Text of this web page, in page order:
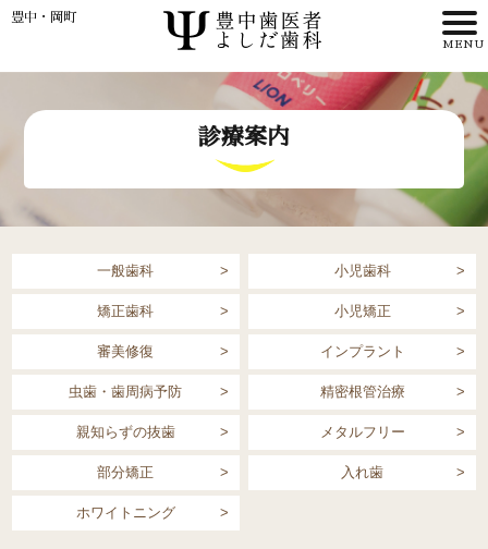
HOME
理事長・歯科医師紹介
>
>
アクセス
WEB予約
豊中・岡町
診療案内
一般歯科 小児歯科
矯正歯科 小児矯正
審美修復 インプラント
虫歯・歯周病予防 精密根管治療
親知らずの抜歯 メタルフリー
部分矯正 入れ歯
ホワイトニング